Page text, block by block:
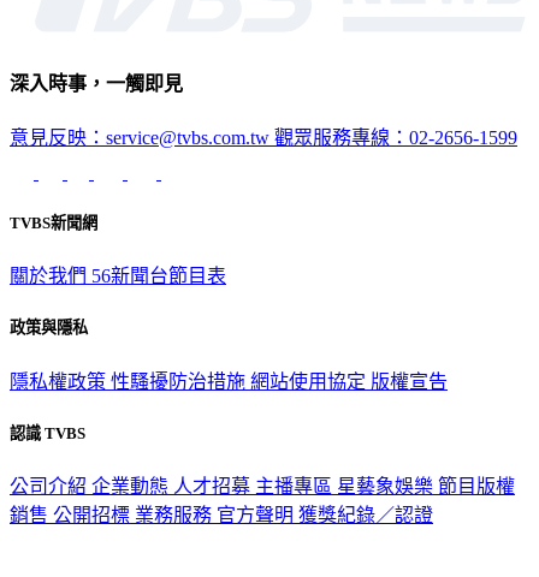
深入時事，一觸即見
意見反映：service@tvbs.com.tw 觀眾服務專線：02-2656-1599
TVBS新聞網
關於我們 56新聞台節目表
政策與隱私
隱私權政策 性騷擾防治措施 網站使用協定 版權宣告
認識 TVBS
公司介紹 企業動態 人才招募 主播專區 星藝象娛樂 節目版權
銷售 公開招標 業務服務 官方聲明 獲獎紀錄／認證